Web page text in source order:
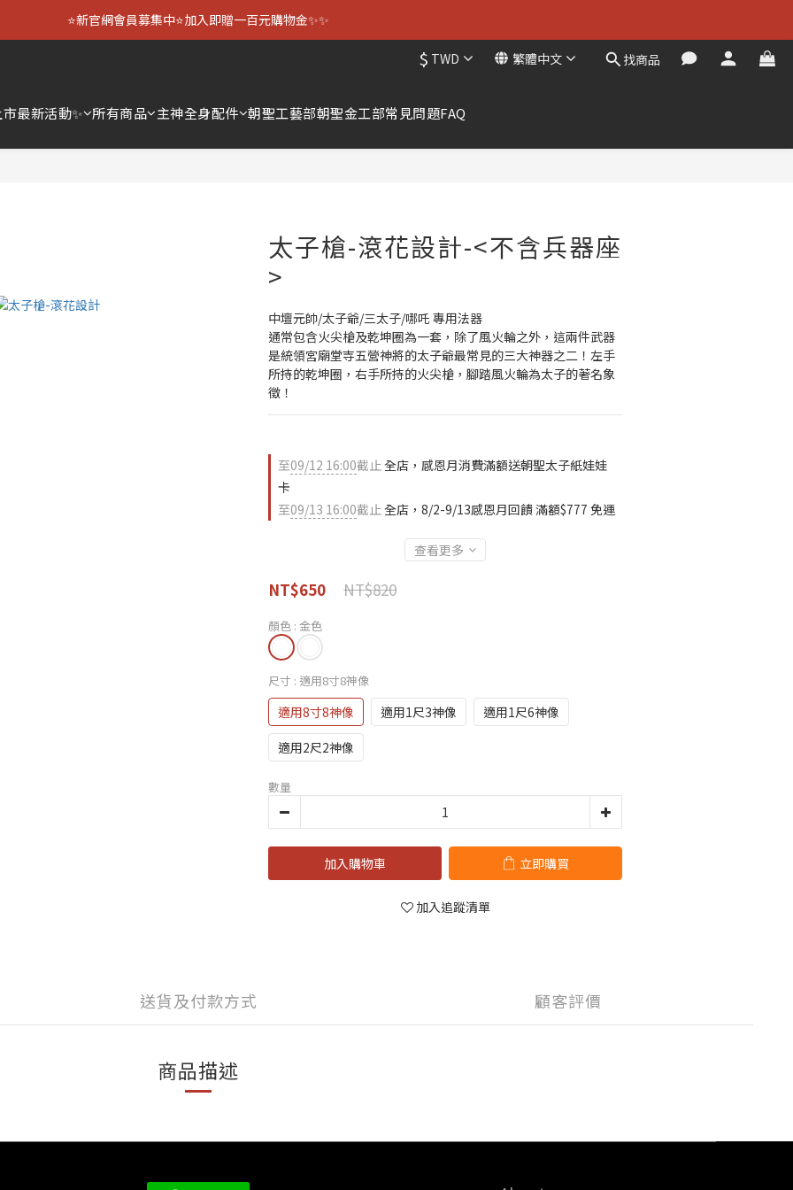
⭐新官網會員募集中⭐加入即贈一百元購物金✨✨
$ TWD 繁體中文 找商品
最新活動✨ 所有商品 主神全身配件 朝聖工藝部朝聖金工部常見問題FAQ
太子槍-滾花設計-<不含兵器座
>
中壇元帥/太子爺/三太子/哪吒 專用法器
通常包含火尖槍及乾坤圈為一套，除了風火輪之外，這兩件武器
是統領宮廟堂寺五營神將的太子爺最常見的三大神器之二！左手
所持的乾坤圈，右手所持的火尖槍，腳踏風火輪為太子的著名象
徵！
至09/12 16:00截止全店，感恩月消費滿額送朝聖太子紙娃娃
卡
至09/13 16:00截止全店，8/2-9/13感恩月回饋 滿額$777 免運
查看更多
NT$820
NT$650
顏色 : 金色
尺寸 : 適用8寸8神像
適用8寸8神像 適用1尺3神像
適用1尺6神像
適用2尺2神像
數量
加入購物車 立即購買
加入追蹤清單
送貨及付款方式 顧客評價
商品描述